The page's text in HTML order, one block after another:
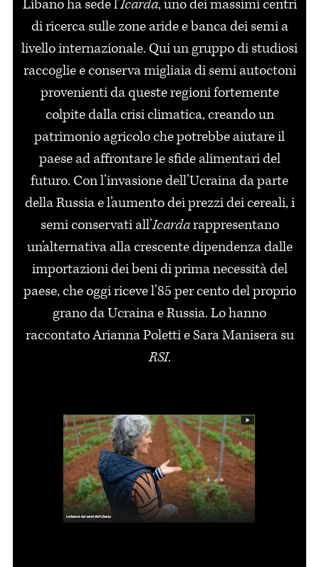
Libano ha sede l’Icarda, uno dei massimi centri
di ricerca sulle zone aride e banca dei semi a
livello internazionale. Qui un gruppo di studiosi
raccoglie e conserva migliaia di semi autoctoni
provenienti da queste regioni fortemente
colpite dalla crisi climatica, creando un
patrimonio agricolo che potrebbe aiutare il
paese ad affrontare le sfide alimentari del
futuro. Con l’invasione dell’Ucraina da parte
della Russia e l’aumento dei prezzi dei cereali, i
semi conservati all’Icardarappresentano
un’alternativa alla crescente dipendenza dalle
importazioni dei beni di prima necessità del
paese, che oggi riceve l’85 per cento del proprio
grano da Ucraina e Russia. Lo hanno
raccontato Arianna Poletti e Sara Manisera su
RSI.